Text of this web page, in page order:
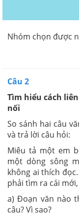
Nhóm chọn được
Câu 2
Tìm hiểu cách
nối
So sánh hai câu
và trả lời câu hỏi:
Miêu tả một em
một dòng sông
không ai thích
phải tìm ra cái
a) Đoạn văn nào
câu? Vì sao?